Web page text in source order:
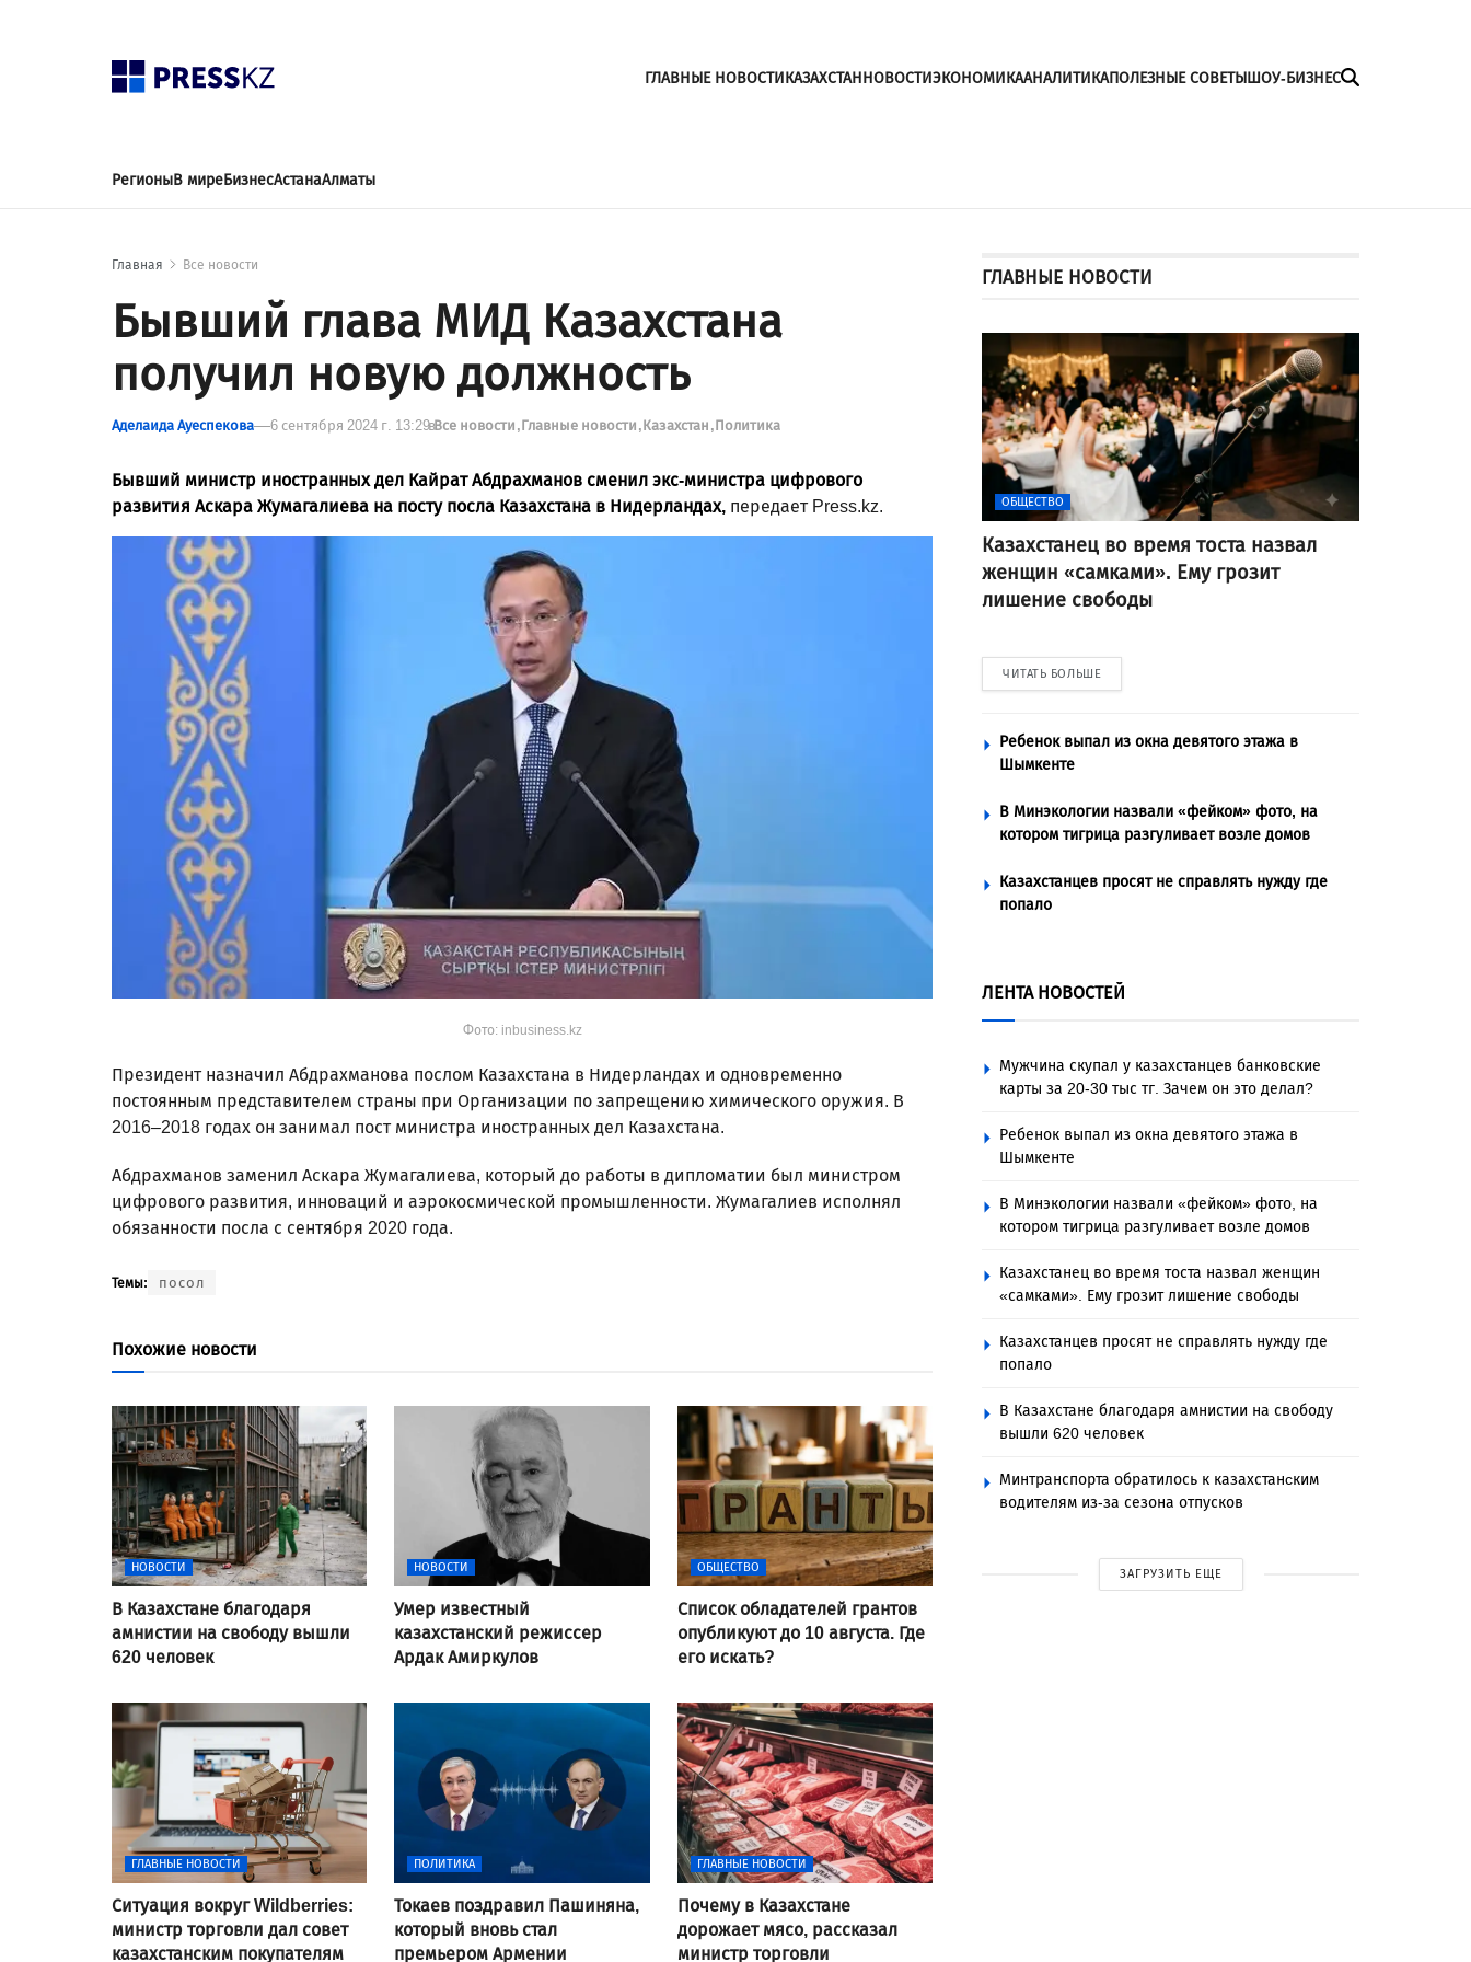
ГЛАВНЫЕ НОВОСТИКАЗАХСТАННОВОСТИЭКОНОМИКААНАЛИТИКАПОЛЕЗНЫЕ СОВЕТЫШОУ-БИЗНЕС
РегионыВ миреБизнесАстанаАлматы
Главная Все новости
Бывший глава МИД Казахстана
получил новую должность
Аделаида Ауеспекова 6 сентября 2024 г. 13:29вВсе новости Главные новости Казахстан Политика
Бывший министр иностранных дел Кайрат Абдрахманов сменил экс-министра цифрового
развития Аскара Жумагалиева на посту посла Казахстана в Нидерландах, передает Press.kz.
Фото: inbusiness.kz
Президент назначил Абдрахманова послом Казахстана в Нидерландах и одновременно
постоянным представителем страны при Организации по запрещению химического оружия. В
2016–2018 годах он занимал пост министра иностранных дел Казахстана.
Абдрахманов заменил Аскара Жумагалиева, который до работы в дипломатии был министром
цифрового развития, инноваций и аэрокосмической промышленности. Жумагалиев исполнял
обязанности посла с сентября 2020 года.
Темы: посол
Похожие новости
НОВОСТИ
В Казахстане благодаря
амнистии на свободу вышли
620 человек
НОВОСТИ
Умер известный
казахстанский режиссер
Ардак Амиркулов
ОБЩЕСТВО
Список обладателей грантов
опубликуют до 10 августа. Где
его искать?
ГЛАВНЫЕ НОВОСТИ
Ситуация вокруг Wildberries:
министр торговли дал совет
казахстанским покупателям
ПОЛИТИКА
Токаев поздравил Пашиняна,
который вновь стал
премьером Армении
ГЛАВНЫЕ НОВОСТИ
Почему в Казахстане
дорожает мясо, рассказал
министр торговли
ГЛАВНЫЕ НОВОСТИ
ОБЩЕСТВО
Казахстанец во время тоста назвал
женщин «самками». Ему грозит
лишение свободы
ЧИТАТЬ БОЛЬШЕ
Ребенок выпал из окна девятого этажа в
Шымкенте
В Минэкологии назвали «фейком» фото, на
котором тигрица разгуливает возле домов
Казахстанцев просят не справлять нужду где
попало
ЛЕНТА НОВОСТЕЙ
Мужчина скупал у казахстанцев банковские
карты за 20-30 тыс тг. Зачем он это делал?
Ребенок выпал из окна девятого этажа в
Шымкенте
В Минэкологии назвали «фейком» фото, на
котором тигрица разгуливает возле домов
Казахстанец во время тоста назвал женщин
«самками». Ему грозит лишение свободы
Казахстанцев просят не справлять нужду где
попало
В Казахстане благодаря амнистии на свободу
вышли 620 человек
Минтранспорта обратилось к казахстанcким
водителям из-за сезона отпусков
ЗАГРУЗИТЬ ЕЩЕ